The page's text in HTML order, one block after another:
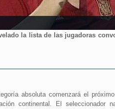
la lista de las jugadoras
absoluta comenzará el
continental. El seleccionador